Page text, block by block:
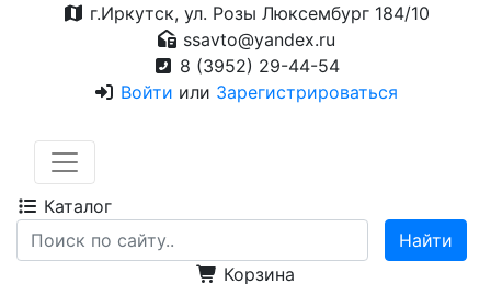
г.Иркутск, ул. Розы Люксембург 184/10
ssavto@yandex.ru
8 (3952) 29-44-54
Войти или Зарегистрироваться
Каталог
Корзина